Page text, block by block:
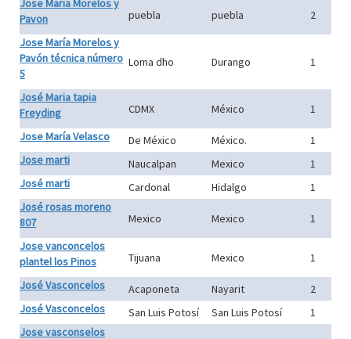
Jose Maria Morelos y
Pavon
puebla puebla
2
Jose María Morelos y
Pavón técnica número
5
Loma dho Durango 1
José Maria tapia
Freyding
CDMX México
1
Jose María Velasco
De México México.
1
Jose marti
Naucalpan Mexico
1
José marti
Cardonal Hidalgo
1
José rosas moreno
807
Mexico Mexico
1
Jose vanconcelos
plantel los Pinos
Tijuana Mexico
1
José Vasconcelos
Acaponeta Nayarit
2
José Vasconcelos
San Luis Potosí San Luis Potosí
1
Jose vasconselos